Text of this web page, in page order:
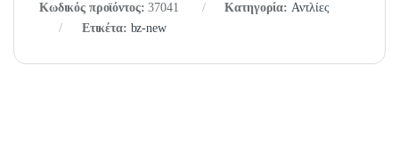
Κωδικός προϊόντος:37041 Κατηγορία: Αντλίες
Ετικέτα: bz-new